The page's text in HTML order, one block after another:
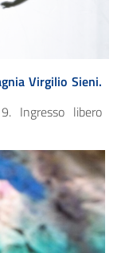
Virgilio Sieni.
Ingresso libero